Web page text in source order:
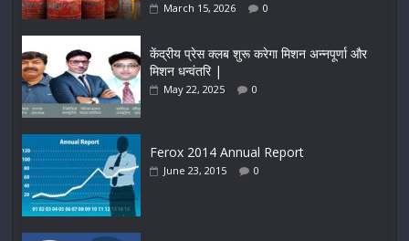
March 15, 2026 0
केंद्रीय प्रेस क्लब शुरू करेगा मिशन अन्नपूर्णा और
मिशन धन्वंतरि |
May 22, 2025 0
Ferox 2014 Annual Report
June 23, 2015 0